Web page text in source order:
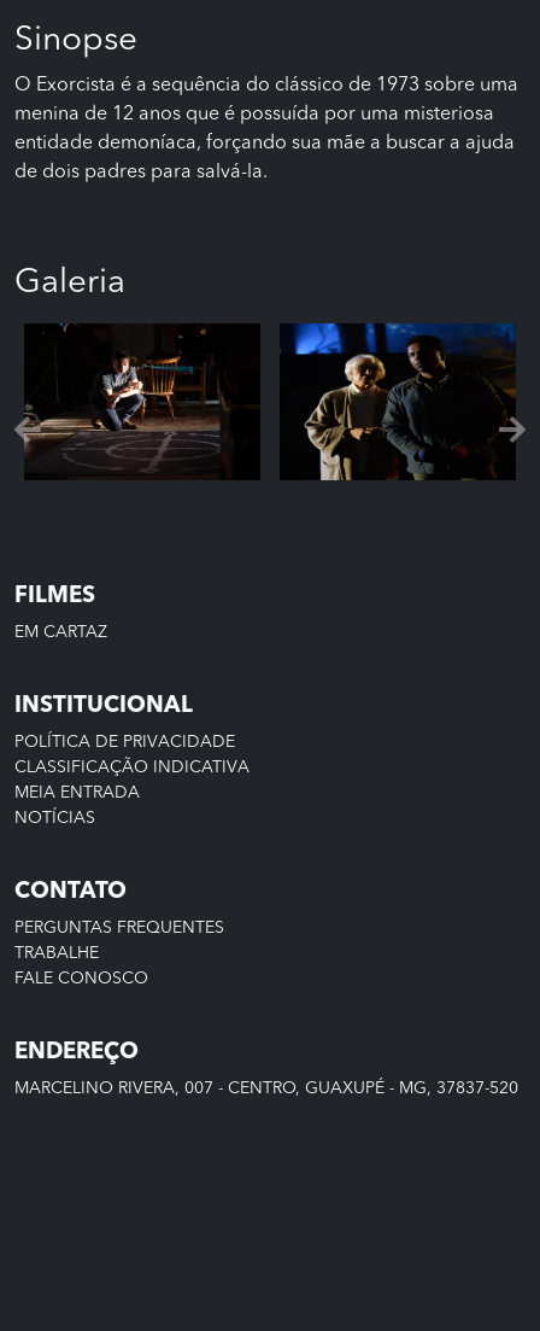
Sinopse
O Exorcista é a sequência do clássico de 1973 sobre uma
menina de 12 anos que é possuída por uma misteriosa
entidade demoníaca, forçando sua mãe a buscar a ajuda
de dois padres para salvá-la.
Galeria
FILMES
EM CARTAZ
INSTITUCIONAL
POLÍTICA DE PRIVACIDADE
CLASSIFICAÇÃO INDICATIVA
MEIA ENTRADA
NOTÍCIAS
CONTATO
PERGUNTAS FREQUENTES
TRABALHE
FALE CONOSCO
ENDEREÇO
MARCELINO RIVERA, 007 - CENTRO, GUAXUPÉ - MG, 37837-520